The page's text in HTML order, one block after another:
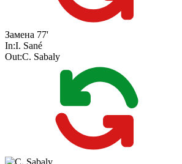
Замена 77'
In:I. Sané
Out:C. Sabaly